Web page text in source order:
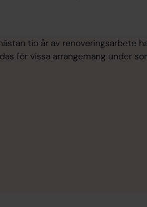
tio år av renoveringsarbete
för vissa arrangemang under